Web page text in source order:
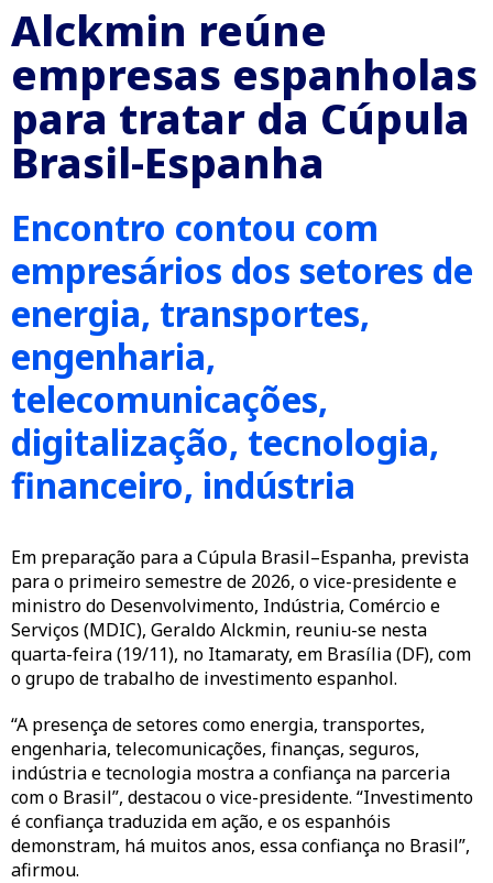
Alckmin reúne
empresas espanholas
para tratar da Cúpula
Brasil-Espanha
Encontro contou com
empresários dos setores de
energia, transportes,
engenharia,
telecomunicações,
digitalização, tecnologia,
financeiro, indústria
Em preparação para a Cúpula Brasil–Espanha, prevista
para o primeiro semestre de 2026, o vice-presidente e
ministro do Desenvolvimento, Indústria, Comércio e
Serviços (MDIC), Geraldo Alckmin, reuniu-se nesta
quarta-feira (19/11), no Itamaraty, em Brasília (DF), com
o grupo de trabalho de investimento espanhol.
“A presença de setores como energia, transportes,
engenharia, telecomunicações, finanças, seguros,
indústria e tecnologia mostra a confiança na parceria
com o Brasil”, destacou o vice-presidente. “Investimento
é confiança traduzida em ação, e os espanhóis
demonstram, há muitos anos, essa confiança no Brasil”,
afirmou.